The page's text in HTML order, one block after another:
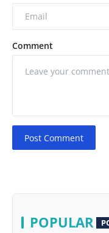
Comment
Post Comment
POPULAR